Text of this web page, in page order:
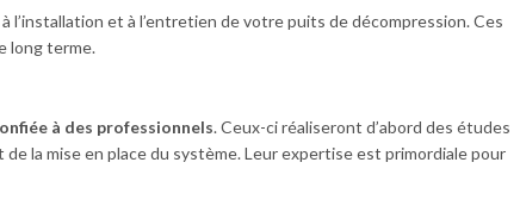
et à l’entretien de votre puits de décompression. Ces
long terme.
à des professionnels. Ceux-ci réaliseront d’abord des études
la mise en place du système. Leur expertise est primordiale pour